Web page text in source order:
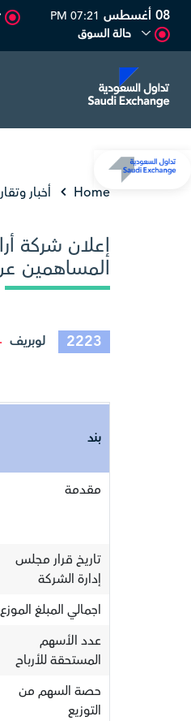
العربية 81.70
08 أغسطس
07:21 PM
حالة السوق
Home أخبار
إعلان شركة
المساهمين عن
2223 لوبريف %
بند
مقدمة
تاريخ قرار مجلس
إدارة الشركة
اجمالي المبلغ الموزع
عدد الأسهم
المستحقة للأرباح
حصة السهم من
التوزيع